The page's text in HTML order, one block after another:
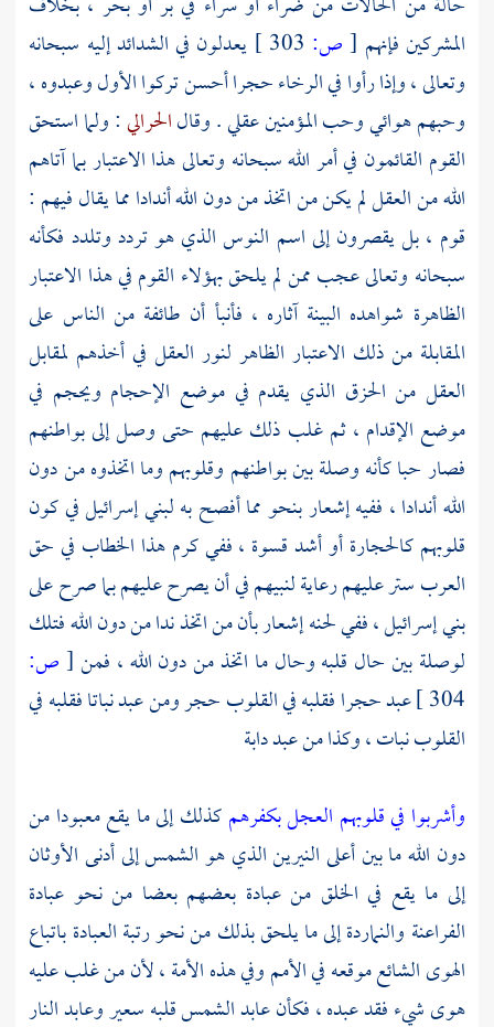
المشركين فإنهم [ص:
يعدلون في الشدائد إليه سبحانه
وتعالى ، وإذا رأوا في الرخاء حجرا أحسن تركوا الأول وعبدوه ،
وحبهم هوائي وحب المؤمنين عقلي . وقالالحرالي: ولما استحق
القوم القائمون في أمر الله سبحانه وتعالى هذا الاعتبار بما آتاهم
الله من العقل لم يكن من اتخذ من دون الله أندادا مما يقال فيهم :
قوم ، بل يقصرون إلى اسم النوس الذي هو تردد وتلدد فكأنه
سبحانه وتعالى عجب ممن لم يلحق بهؤلاء القوم في هذا الاعتبار
الظاهرة شواهده البينة آثاره ، فأنبأ أن طائفة من الناس على
المقابلة من ذلك الاعتبار الظاهر لنور العقل في أخذهم لمقابل
العقل من الحزق الذي يقدم في موضع الإحجام ويحجم في
موضع الإقدام ، ثم غلب ذلك عليهم حتى وصل إلى بواطنهم
فصار حبا كأنه وصلة بين بواطنهم وقلوبهم وما اتخذوه من دون
الله أندادا ، ففيه إشعار بنحو مما أفصح به لبني إسرائيل في كون
قلوبهم كالحجارة أو أشد قسوة ، ففي كرم هذا الخطاب في حق
العرب ستر عليهم رعاية لنبيهم في أن يصرح عليهم بما صرح على
بني إسرائيل ، ففي لحنه إشعار بأن من اتخذ ندا من دون الله فتلك
لوصلة بين حال قلبه وحال ما اتخذ من دون الله ، فمن[ص:
304 ] عبد حجرا فقلبه في القلوب حجر ومن عبد نباتا فقلبه في
القلوب نبات ، وكذا من عبد دابة
وأشربوا في قلوبهم العجل بكفرهمكذلك إلى ما يقع معبودا من
دون الله ما بين أعلى النيرين الذي هو الشمس إلى أدنى الأوثان
إلى ما يقع في الخلق من عبادة بعضهم بعضا من نحو عبادة
الفراعنة والنماردة إلى ما يلحق بذلك من نحو رتبة العبادة باتباع
الهوى الشائع موقعه في الأمم وفي هذه الأمة ، لأن من غلب عليه
هوى شيء فقد عبده ، فكأن عابد الشمس قلبه سعير وعابد النار